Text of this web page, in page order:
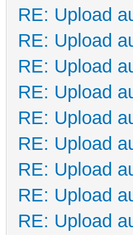
RE: Upload
RE: Upload
RE: Upload
RE: Upload
RE: Upload
RE: Upload
RE: Upload
RE: Upload
RE: Upload